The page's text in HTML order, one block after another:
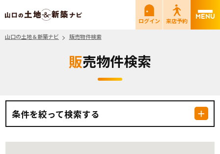
山口の土地＆新築ナビ
ログイン
来店予約
山口の土地＆新築ナビ
販売物件検索
販売物件検索
条件を絞って検索する